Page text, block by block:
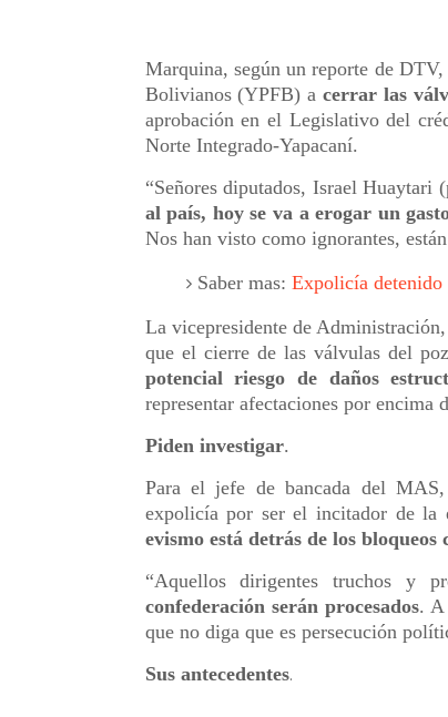
Marquina, según un reporte de
Bolivianos (YPFB) acerrar las
aprobación en el Legislativo del
Norte Integrado-Yapacaní.
“Señores diputados, Israel Huaytari
al país, hoy se va a erogar un
Nos han visto como ignorantes,
Saber mas: Expolicía detenido
La vicepresidente de
que el cierre de las válvulas del
potencial riesgo de daños
representar afectaciones por encima
Piden investigar.
Para el jefe de bancada del
expolicía por ser el incitador de la
evismo está detrás de los
“Aquellos dirigentes truchos y
confederación serán procesados. A
que no diga que es persecución
Sus antecedentes.